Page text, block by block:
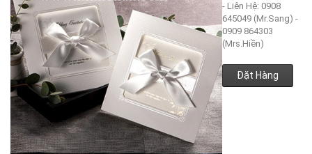
- Liên Hệ: 0908
645049 (Mr.Sang) -
0909 864303
(Mrs.Hiền)
Đặt Hàng